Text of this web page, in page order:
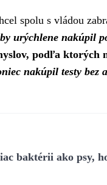
spolu s vládou
urýchlene nakúpil
podľa ktorých
nakúpil testy bez
baktérii ako psy,